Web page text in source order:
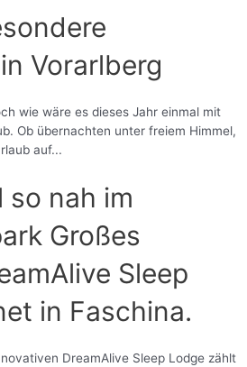
Vorarlberg
wie wäre es dieses Jahr einmal mit
Ob übernachten unter freiem Himmel,
auf...
so nah im
Großes
Sleep
in Faschina.
DreamAlive Sleep Lodge zählt